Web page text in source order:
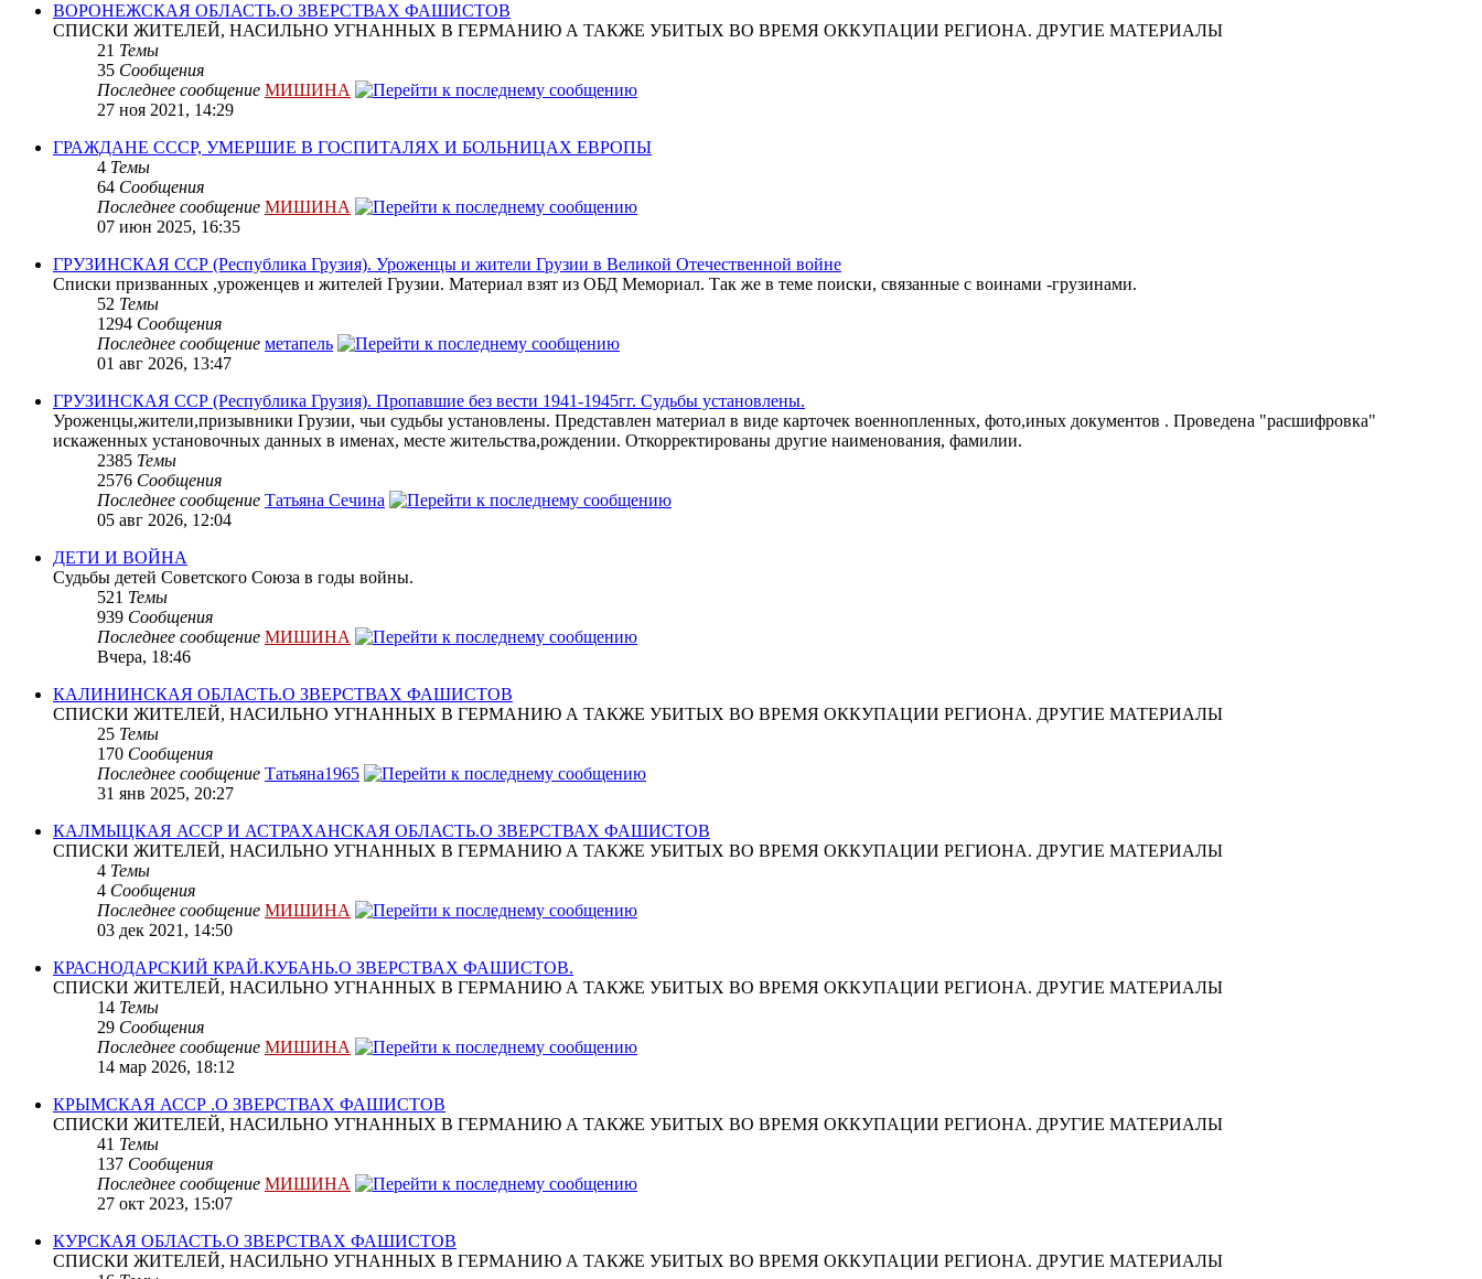
ВОРОНЕЖСКАЯ ОБЛАСТЬ.О ЗВЕРСТВАХ ФАШИСТОВ
СПИСКИ ЖИТЕЛЕЙ, НАСИЛЬНО УГНАННЫХ В ГЕРМАНИЮ А ТАКЖЕ УБИТЫХ ВО ВРЕМЯ ОККУПАЦИИ РЕГИОНА. ДРУГИЕ МАТЕРИАЛЫ
21 Темы
35 Сообщения
Последнее сообщение МИШИНА
27 ноя 2021, 14:29
ГРАЖДАНЕ СССР, УМЕРШИЕ В ГОСПИТАЛЯХ И БОЛЬНИЦАХ ЕВРОПЫ
4 Темы
64 Сообщения
Последнее сообщение МИШИНА
07 июн 2025, 16:35
ГРУЗИНСКАЯ ССР (Республика Грузия). Уроженцы и жители Грузии в Великой Отечественной войне
Списки призванных ,уроженцев и жителей Грузии. Материал взят из ОБД Мемориал. Так же в теме поиски, связанные с воинами -грузинами.
52 Темы
1294 Сообщения
Последнее сообщение метапель
01 авг 2026, 13:47
ГРУЗИНСКАЯ ССР (Республика Грузия). Пропавшие без вести 1941-1945гг. Судьбы установлены.
Уроженцы,жители,призывники Грузии, чьи судьбы установлены. Представлен материал в виде карточек военнопленных, фото,иных документов . Проведена "расшифровка"
искаженных установочных данных в именах, месте жительства,рождении. Откорректированы другие наименования, фамилии.
2385 Темы
2576 Сообщения
Последнее сообщение Татьяна Сечина
05 авг 2026, 12:04
ДЕТИ И ВОЙНА
Судьбы детей Советского Союза в годы войны.
521 Темы
939 Сообщения
Последнее сообщение МИШИНА
Вчера, 18:46
КАЛИНИНСКАЯ ОБЛАСТЬ.О ЗВЕРСТВАХ ФАШИСТОВ
СПИСКИ ЖИТЕЛЕЙ, НАСИЛЬНО УГНАННЫХ В ГЕРМАНИЮ А ТАКЖЕ УБИТЫХ ВО ВРЕМЯ ОККУПАЦИИ РЕГИОНА. ДРУГИЕ МАТЕРИАЛЫ
25 Темы
170 Сообщения
Последнее сообщение Татьяна1965
31 янв 2025, 20:27
КАЛМЫЦКАЯ АССР И АСТРАХАНСКАЯ ОБЛАСТЬ.О ЗВЕРСТВАХ ФАШИСТОВ
СПИСКИ ЖИТЕЛЕЙ, НАСИЛЬНО УГНАННЫХ В ГЕРМАНИЮ А ТАКЖЕ УБИТЫХ ВО ВРЕМЯ ОККУПАЦИИ РЕГИОНА. ДРУГИЕ МАТЕРИАЛЫ
4 Темы
4 Сообщения
Последнее сообщение МИШИНА
03 дек 2021, 14:50
КРАСНОДАРСКИЙ КРАЙ.КУБАНЬ.О ЗВЕРСТВАХ ФАШИСТОВ.
СПИСКИ ЖИТЕЛЕЙ, НАСИЛЬНО УГНАННЫХ В ГЕРМАНИЮ А ТАКЖЕ УБИТЫХ ВО ВРЕМЯ ОККУПАЦИИ РЕГИОНА. ДРУГИЕ МАТЕРИАЛЫ
14 Темы
29 Сообщения
Последнее сообщение МИШИНА
14 мар 2026, 18:12
КРЫМСКАЯ АССР .О ЗВЕРСТВАХ ФАШИСТОВ
СПИСКИ ЖИТЕЛЕЙ, НАСИЛЬНО УГНАННЫХ В ГЕРМАНИЮ А ТАКЖЕ УБИТЫХ ВО ВРЕМЯ ОККУПАЦИИ РЕГИОНА. ДРУГИЕ МАТЕРИАЛЫ
41 Темы
137 Сообщения
Последнее сообщение МИШИНА
27 окт 2023, 15:07
КУРСКАЯ ОБЛАСТЬ.О ЗВЕРСТВАХ ФАШИСТОВ
СПИСКИ ЖИТЕЛЕЙ, НАСИЛЬНО УГНАННЫХ В ГЕРМАНИЮ А ТАКЖЕ УБИТЫХ ВО ВРЕМЯ ОККУПАЦИИ РЕГИОНА. ДРУГИЕ МАТЕРИАЛЫ